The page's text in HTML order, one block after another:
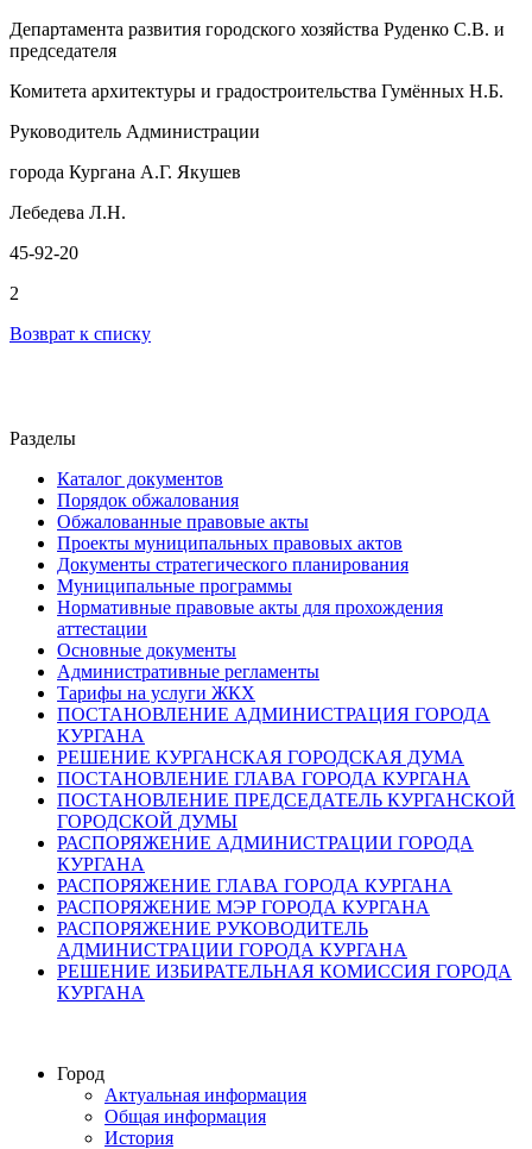
Департамента развития городского хозяйства Руденко С.В. и
председателя
Комитета архитектуры и градостроительства Гумённых Н.Б.
Руководитель Администрации
города Кургана А.Г. Якушев
Лебедева Л.Н.
45-92-20
2
Возврат к списку
Разделы
Каталог документов
Порядок обжалования
Обжалованные правовые акты
Проекты муниципальных правовых актов
Документы стратегического планирования
Муниципальные программы
Нормативные правовые акты для прохождения
аттестации
Основные документы
Административные регламенты
Тарифы на услуги ЖКХ
ПОСТАНОВЛЕНИЕ АДМИНИСТРАЦИЯ ГОРОДА
КУРГАНА
РЕШЕНИЕ КУРГАНСКАЯ ГОРОДСКАЯ ДУМА
ПОСТАНОВЛЕНИЕ ГЛАВА ГОРОДА КУРГАНА
ПОСТАНОВЛЕНИЕ ПРЕДСЕДАТЕЛЬ КУРГАНСКОЙ
ГОРОДСКОЙ ДУМЫ
РАСПОРЯЖЕНИЕ АДМИНИСТРАЦИИ ГОРОДА
КУРГАНА
РАСПОРЯЖЕНИЕ ГЛАВА ГОРОДА КУРГАНА
РАСПОРЯЖЕНИЕ МЭР ГОРОДА КУРГАНА
РАСПОРЯЖЕНИЕ РУКОВОДИТЕЛЬ
АДМИНИСТРАЦИИ ГОРОДА КУРГАНА
РЕШЕНИЕ ИЗБИРАТЕЛЬНАЯ КОМИССИЯ ГОРОДА
КУРГАНА
Город
Актуальная информация
Общая информация
История